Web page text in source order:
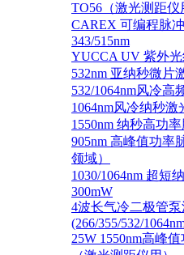
TO56（激光测距仪
CAREX 可编程脉
343/515nm
YUCCA UV 紫外光
532nm 亚纳秒微片
532/1064nm风冷高
1064nm风冷纳秒激
1550nm 纳秒高功
905nm 高峰值功率
领域）
1030/1064nm 超短
300mW
4波长气冷二极管泵
(266/355/532/
25W 1550nm高峰